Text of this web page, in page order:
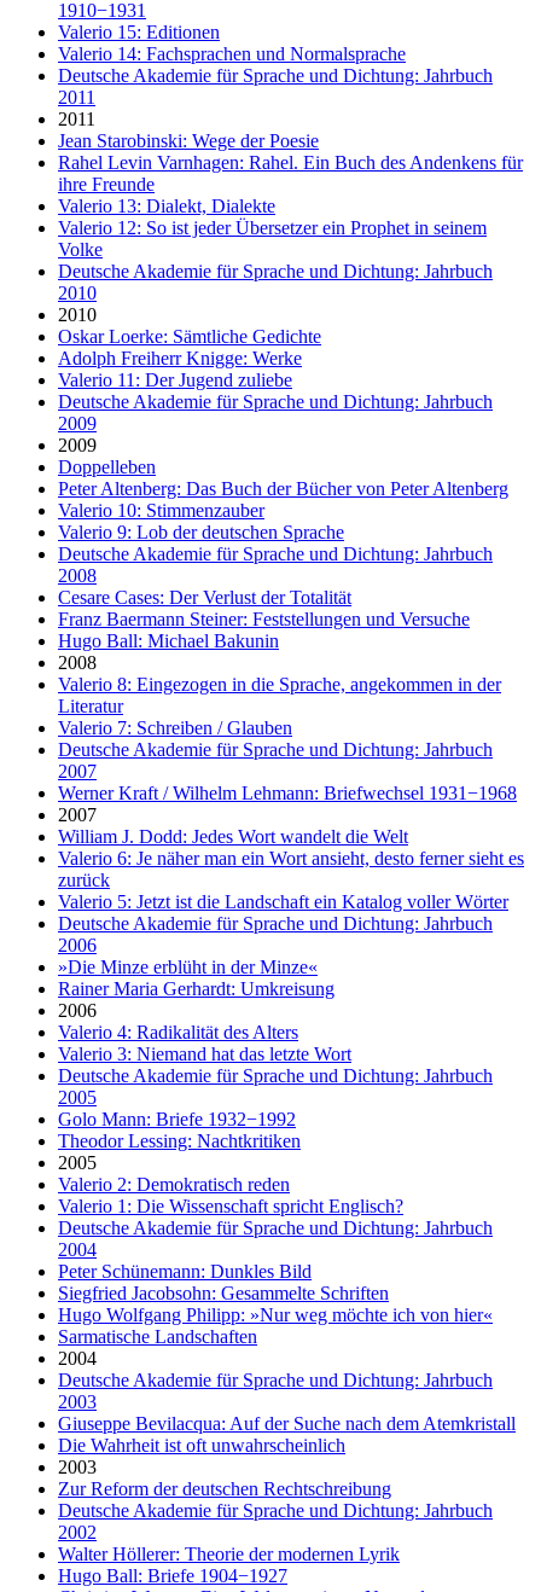
1910−1931
Valerio 15: Editionen
Valerio 14: Fachsprachen und Normalsprache
Deutsche Akademie für Sprache und Dichtung: Jahrbuch
2011
2011
Jean Starobinski: Wege der Poesie
Rahel Levin Varnhagen: Rahel. Ein Buch des Andenkens für
ihre Freunde
Valerio 13: Dialekt, Dialekte
Valerio 12: So ist jeder Übersetzer ein Prophet in seinem
Volke
Deutsche Akademie für Sprache und Dichtung: Jahrbuch
2010
2010
Oskar Loerke: Sämtliche Gedichte
Adolph Freiherr Knigge: Werke
Valerio 11: Der Jugend zuliebe
Deutsche Akademie für Sprache und Dichtung: Jahrbuch
2009
2009
Doppelleben
Peter Altenberg: Das Buch der Bücher von Peter Altenberg
Valerio 10: Stimmenzauber
Valerio 9: Lob der deutschen Sprache
Deutsche Akademie für Sprache und Dichtung: Jahrbuch
2008
Cesare Cases: Der Verlust der Totalität
Franz Baermann Steiner: Feststellungen und Versuche
Hugo Ball: Michael Bakunin
2008
Valerio 8: Eingezogen in die Sprache, angekommen in der
Literatur
Valerio 7: Schreiben / Glauben
Deutsche Akademie für Sprache und Dichtung: Jahrbuch
2007
Werner Kraft / Wilhelm Lehmann: Briefwechsel 1931−1968
2007
William J. Dodd: Jedes Wort wandelt die Welt
Valerio 6: Je näher man ein Wort ansieht, desto ferner sieht es
zurück
Valerio 5: Jetzt ist die Landschaft ein Katalog voller Wörter
Deutsche Akademie für Sprache und Dichtung: Jahrbuch
2006
»Die Minze erblüht in der Minze«
Rainer Maria Gerhardt: Umkreisung
2006
Valerio 4: Radikalität des Alters
Valerio 3: Niemand hat das letzte Wort
Deutsche Akademie für Sprache und Dichtung: Jahrbuch
2005
Golo Mann: Briefe 1932−1992
Theodor Lessing: Nachtkritiken
2005
Valerio 2: Demokratisch reden
Valerio 1: Die Wissenschaft spricht Englisch?
Deutsche Akademie für Sprache und Dichtung: Jahrbuch
2004
Peter Schünemann: Dunkles Bild
Siegfried Jacobsohn: Gesammelte Schriften
Hugo Wolfgang Philipp: »Nur weg möchte ich von hier«
Sarmatische Landschaften
2004
Deutsche Akademie für Sprache und Dichtung: Jahrbuch
2003
Giuseppe Bevilacqua: Auf der Suche nach dem Atemkristall
Die Wahrheit ist oft unwahrscheinlich
2003
Zur Reform der deutschen Rechtschreibung
Deutsche Akademie für Sprache und Dichtung: Jahrbuch
2002
Walter Höllerer: Theorie der modernen Lyrik
Hugo Ball: Briefe 1904−1927